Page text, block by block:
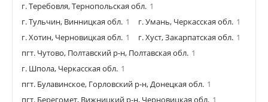
г. Теребовля, Тернопольская обл. 1
г. Тульчин, Винницкая обл. 1 г. Умань, Черкасская обл. 1
г. Хотин, Черновицкая обл. 1 г. Хуст, Закарпатская обл. 1
пгт. Чутово, Полтавский р-н, Полтавская обл. 1
г. Шпола, Черкасская обл. 1
пгт. Булавинское, Горловский р-н, Донецкая обл. 1
пгт. Берегомет, Вижницкий р-н, Черновицкая обл. 1